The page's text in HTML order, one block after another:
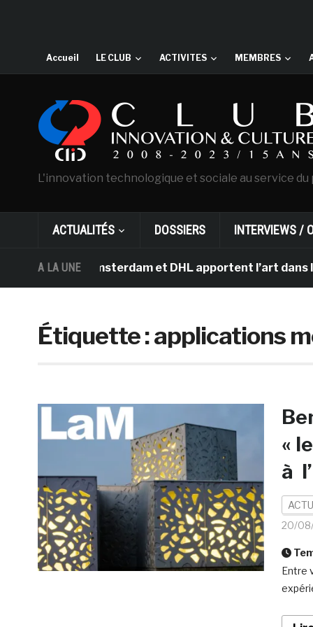
Accueil LE CLUB ACTIVITES MEMBRES
L'innovation technologique et sociale au service
ACTUALITÉS DOSSIERS INTERVIEWS /
A LA UNE
Gogh d’Amsterdam et DHL apportent l’art dans les
Étiquette :applications
«
à
20/
Entre